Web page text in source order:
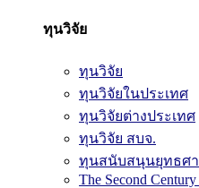
ทุนวิจัย
ทุนวิจัย
ทุนวิจัยในประเทศ
ทุนวิจัยต่างประเทศ
ทุนวิจัย สบจ.
ทุนสนับสนุนยุทธศา
The Second